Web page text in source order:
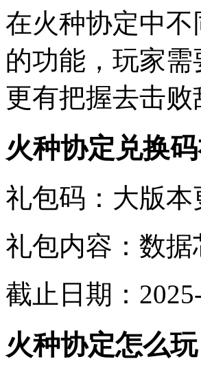
在火种协定中
的功能，玩家
更有把握去击败
火种协定兑换
礼包码：大版本
礼包内容：数
截止日期：
火种协定怎么玩